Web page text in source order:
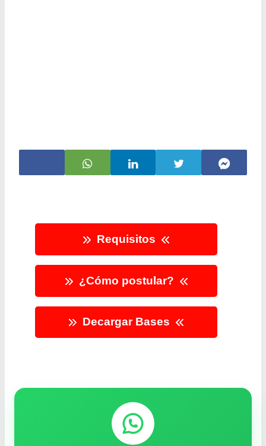
Requisitos
¿Cómo postular?
Decargar Bases